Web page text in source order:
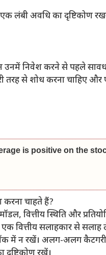
अवधि का दृष्टिकोण
निवेश करने से पहले
से शोध करना चाहिए और
is positive on the
चाहते हैं?
वित्तीय स्थिति और
वित्तीय सलाहकार से सलाह
में न रखें। अलग-अलग